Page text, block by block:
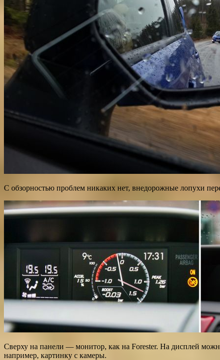
С обзорностью проблем никаких нет, внедорожные лопухи
Сверху на панели — монитор, как на Forester. На дисплей
например, картинку с камеры.